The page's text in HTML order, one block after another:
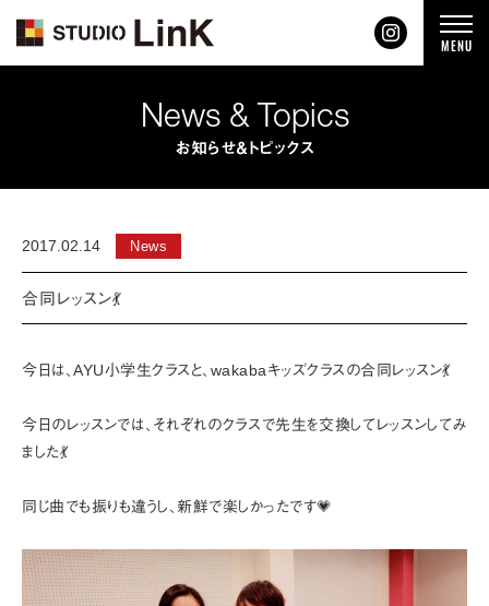
t
o
g
n
MENU
News & Topics
お知らせ＆トピックス
2017.02.14 News
合同レッスン💃
今日は、AYU小学生クラスと、wakabaキッズクラスの合同レッスン💃
今日のレッスンでは、それぞれのクラスで先生を交換してレッスンしてみ
ました💃
同じ曲でも振りも違うし、新鮮で楽しかったです💗